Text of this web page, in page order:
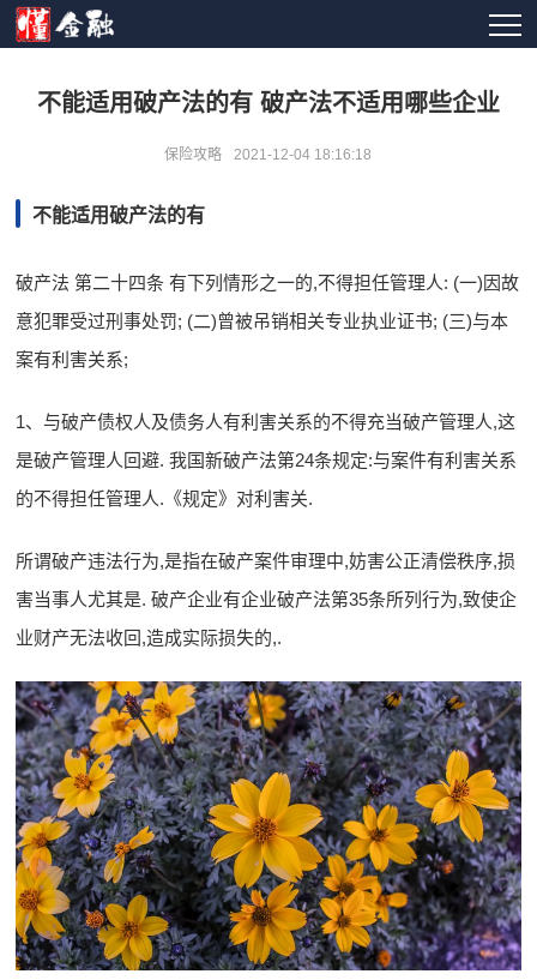
不能适用破产法的有 破产法不适用哪些企业
保险攻略 2021-12-04 18:16:18
不能适用破产法的有
破产法 第二十四条 有下列情形之一的,不得担任管理人: (一)因故
意犯罪受过刑事处罚; (二)曾被吊销相关专业执业证书; (三)与本
案有利害关系;
1、与破产债权人及债务人有利害关系的不得充当破产管理人,这
是破产管理人回避. 我国新破产法第24条规定:与案件有利害关系
的不得担任管理人.《规定》对利害关.
所谓破产违法行为,是指在破产案件审理中,妨害公正清偿秩序,损
害当事人尤其是. 破产企业有企业破产法第35条所列行为,致使企
业财产无法收回,造成实际损失的,.